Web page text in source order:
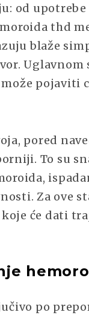
od
thd
blaže
Uglavnom
pojaviti
pored
To su
Za ove
će dati
po